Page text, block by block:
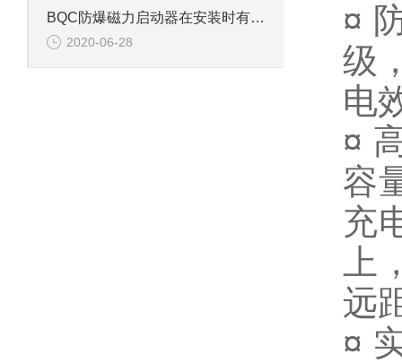
BQC防爆磁力启动器在安装时有什么需要注意的要点?
2020-06-28
¤
级
电
¤
容
充
远
¤